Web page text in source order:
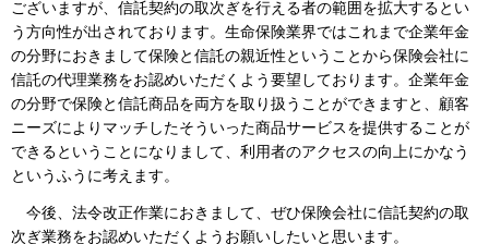
ございますが、信託契約の取次ぎを行える者の範囲を拡大するとい
う方向性が出されております。生命保険業界ではこれまで企業年金
の分野におきまして保険と信託の親近性ということから保険会社に
信託の代理業務をお認めいただくよう要望しております。企業年金
の分野で保険と信託商品を両方を取り扱うことができますと、顧客
ニーズによりマッチしたそういった商品サービスを提供することが
できるということになりまして、利用者のアクセスの向上にかなう
というふうに考えます。
今後、法令改正作業におきまして、ぜひ保険会社に信託契約の取
次ぎ業務をお認めいただくようお願いしたいと思います。